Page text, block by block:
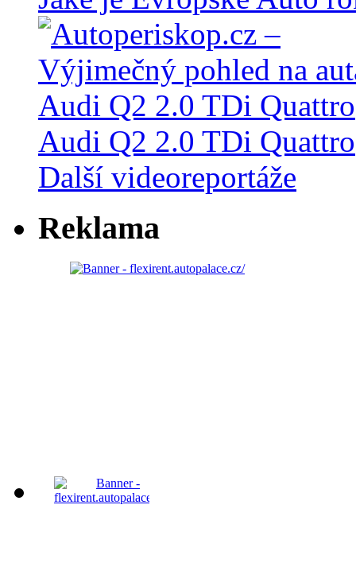
Audi Q2 2.0 TDi Quattro
Další videoreportáže
Reklama